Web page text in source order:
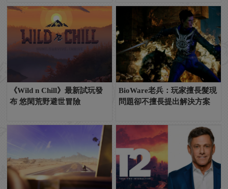
《Wild n Chill》最新試玩發
布 悠閑荒野避世冒險
BioWare老兵：玩家擅長髮現
問題卻不擅長提出解決方案